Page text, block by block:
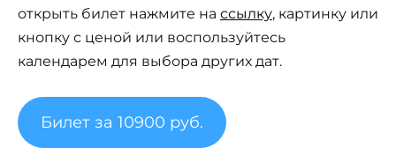
открыть билет нажмите на ссылку, картинку или
кнопку с ценой или воспользуйтесь
календарем для выбора других дат.
Билет за 10900 руб.